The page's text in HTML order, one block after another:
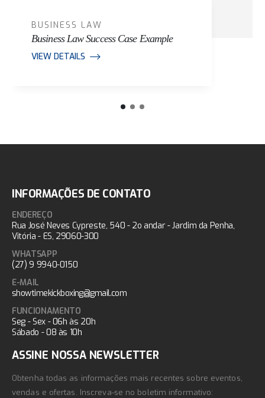
BUSINESS LAW
Business Law Success Case Example
VIEW DETAILS
INFORMAÇÕES DE CONTATO
ENDEREÇO
Rua José Neves Cypreste, 540 - 2o andar - Jardim da Penha,
Vitória - ES, 29060-300
WHATSAPP
(27) 9 9940-0150
E-MAIL
showtimekickboxing@gmail.com
FUNCIONAMENTO
Seg - Sex - 06h às 20h
Sábado - 08 às 10h
ASSINE NOSSA NEWSLETTER
Obtenha todas as informações mais recentes sobre eventos,
vendas e ofertas. Inscreva-se no boletim informativo: